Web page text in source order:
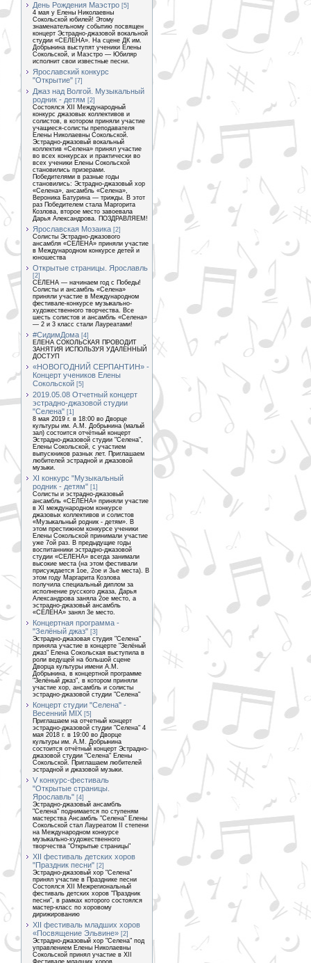
День Рождения Маэстро [5]
4 мая у Елены Николаевны
Сокольской юбилей! Этому
знаменательному событию посвящен
концерт Эстрадно-джазовой вокальной
студии «СЕЛЕНА». На сцене ДК им.
Добрынина выступят ученики Елены
Сокольской, и Маэстро — Юбиляр
исполнит свои известные песни.
Ярославский конкурс
"Открытие" [7]
Джаз над Волгой. Музыкальный
родник - детям [2]
Состоялся XII Международный
конкурс джазовых коллективов и
солистов, в котором приняли участие
учащиеся-солисты преподавателя
Елены Николаевны Сокольской.
Эстрадно-джазовый вокальный
коллектив «Селена» принял участие
во всех конкурсах и практически во
всех ученики Елены Сокольской
становились призерами.
Победителями в разные годы
становились: Эстрадно-джазовый хор
«Селена», ансамбль «Селена»,
Вероника Батурина — трижды. В этот
раз Победителем стала Маргорита
Козлова, второе место завоевала
Дарья Александрова. ПОЗДРАВЛЯЕМ!
Ярославская Мозаика [2]
Солисты Эстрадно-джазового
ансамбля «СЕЛЕНА» приняли участие
в Международном конкурсе детей и
юношества
Открытые страницы. Ярославль
[2]
СЕЛЕНА — начинаем год с Победы!
Солисты и ансамбль «Селена»
приняли участие в Международном
фестивале-конкурсе музыкально-
художественного творчества. Все
шесть солистов и ансамбль «Селена»
— 2 и 3 класс стали Лауреатами!
#СидимДома [4]
ЕЛЕНА СОКОЛЬСКАЯ ПРОВОДИТ
ЗАНЯТИЯ ИСПОЛЬЗУЯ УДАЛЕННЫЙ
ДОСТУП
«НОВОГОДНИЙ СЕРПАНТИН» -
Концерт учеников Елены
Сокольской [5]
2019.05.08 Отчетный концерт
эстрадно-джазовой студии
"Селена" [1]
8 мая 2019 г. в 18:00 во Дворце
культуры им. А.М. Добрынина (малый
зал) состоится отчётный концерт
Эстрадно-джазовой студии "Селена",
Елены Сокольской, с участием
выпускников разных лет. Приглашаем
любителей эстрадной и джазовой
музыки.
XI конкурс "Музыкальный
родник - детям" [1]
Солисты и эстрадно-джазовый
ансамбль «СЕЛЕНА» приняли участие
в XI международном конкурсе
джазовых коллективов и солистов
«Музыкальный родник - детям». В
этом престижном конкурсе ученики
Елены Сокольской принимали участие
уже 7ой раз. В предыдущие годы
воспитанники эстрадно-джазовой
студии «СЕЛЕНА» всегда занимали
высокие места (на этом фестивали
присуждается 1ое, 2ое и 3ье места). В
этом году Маргарита Козлова
получила специальный диплом за
исполнение русского джаза, Дарья
Александрова заняла 2ое место, а
эстрадно-джазовый ансамбль
«СЕЛЕНА» занял 3е место.
Концертная программа -
"Зелёный джаз" [3]
Эстрадно-джазовая студия "Селена"
приняла участие в концерте "Зелёный
джаз" Елена Сокольская выступила в
роли ведущей на большой сцене
Дворца культуры имени А.М.
Добрынина, в концертной программе
"Зелёный джаз", в котором приняли
участие хор, ансамбль и солисты
эстрадно-джазовой студии "Селена"
Концерт студии "Селена" -
Весенний MIX [5]
Приглашаем на отчетный концерт
эстрадно-джазовой студии "Селена" 4
мая 2018 г. в 19:00 во Дворце
культуры им. А.М. Добрынина
состоится отчётный концерт Эстрадно-
джазовой студии "Селена" Елены
Сокольской. Приглашаем любителей
эстрадной и джазовой музыки.
V конкурс-фестиваль
"Открытые страницы.
Ярославль" [4]
Эстрадно-джазовый ансамбль
"Селена" поднимается по ступеням
мастерства Ансамбль "Селена" Елены
Сокольской стал Лауреатом II степени
на Международном конкурсе
музыкально-художественного
творчества "Открытые страницы"
XII фестиваль детских хоров
"Праздник песни" [2]
Эстрадно-джазовый хор "Селена"
принял участие в Празднике песни
Состоялся XII Межрегиональный
фестиваль детских хоров "Праздник
песни", в рамках которого состоялся
мастер-класс по хоровому
дирижированию
ХII фестиваль младших хоров
«Посвящение Эльвине» [2]
Эстрадно-джазовый хор "Селена" под
управлением Елены Николаевны
Сокольской принял участие в XII
Фестивале младших хоров